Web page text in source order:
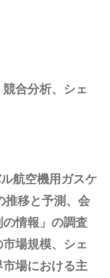
合分析、シェ
航空機用ガスケ
推移と予測、会
情報 」の調査
市場規模、 シェ
市場における主